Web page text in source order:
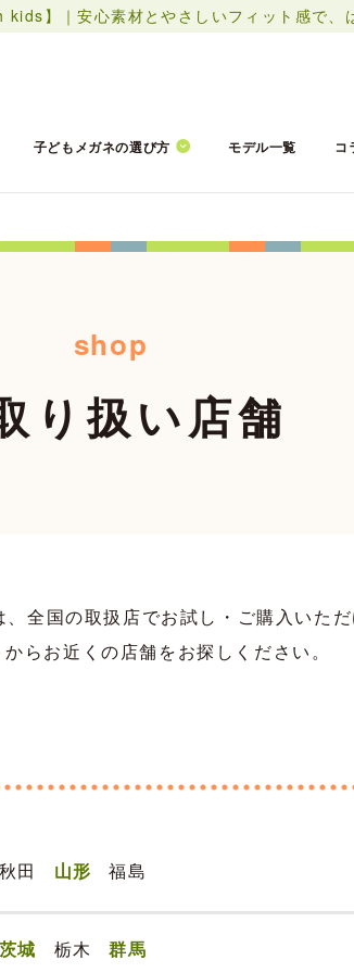
】 ｜安心素材とやさしいフィット感で、
子どもメガネの選び方 モデル一覧 コ
shop
り扱い店舗
全国の取扱店でお試し・ご購入いただ
らお近くの店舗をお探しください。
秋田 山形 福島
茨城 栃木 群馬